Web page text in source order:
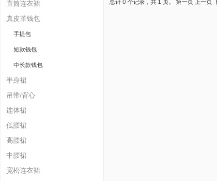
直筒连衣裙
真皮革钱包
手提包
短款钱包
中长款钱包
半身裙
吊带/背心
连体裙
低腰裙
高腰裙
中腰裙
宽松连衣裙
总计 0 个记录，共 1 页。 第一页 上一页